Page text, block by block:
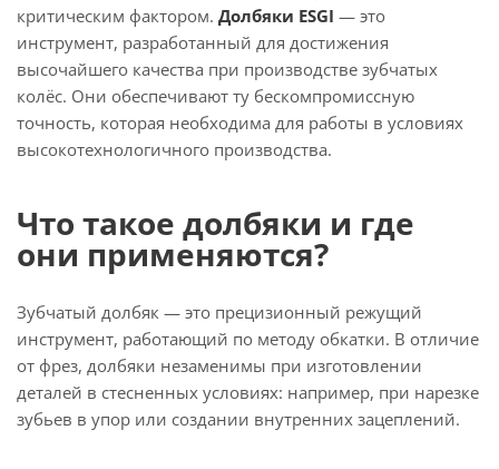
критическим фактором. Долбяки ESGI — это
инструмент, разработанный для достижения
высочайшего качества при производстве зубчатых
колёс. Они обеспечивают ту бескомпромиссную
точность, которая необходима для работы в условиях
высокотехнологичного производства.
Что такое долбяки и где
они применяются?
Зубчатый долбяк — это прецизионный режущий
инструмент, работающий по методу обкатки. В отличие
от фрез, долбяки незаменимы при изготовлении
деталей в стесненных условиях: например, при нарезке
зубьев в упор или создании внутренних зацеплений.